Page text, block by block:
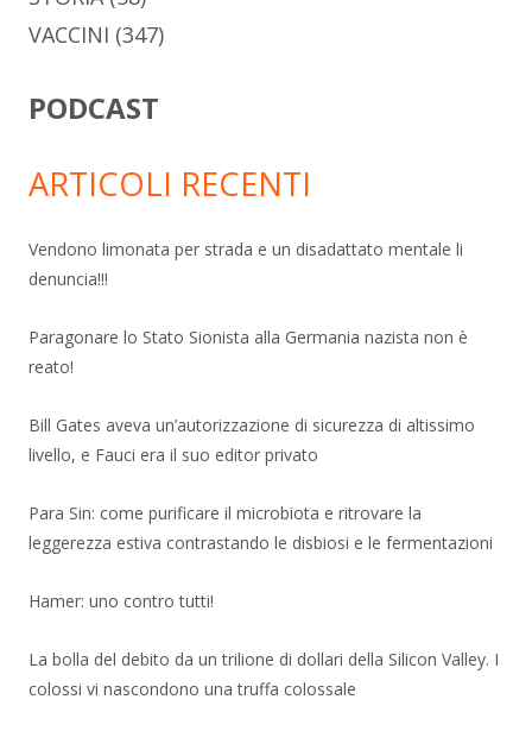
VACCINI (347)
PODCAST
ARTICOLI RECENTI
Vendono limonata per strada e un disadattato mentale li
denuncia!!!
Paragonare lo Stato Sionista alla Germania nazista non è
reato!
Bill Gates aveva un’autorizzazione di sicurezza di altissimo
livello, e Fauci era il suo editor privato
Para Sin: come purificare il microbiota e ritrovare la
leggerezza estiva contrastando le disbiosi e le fermentazioni
Hamer: uno contro tutti!
La bolla del debito da un trilione di dollari della Silicon Valley. I
colossi vi nascondono una truffa colossale